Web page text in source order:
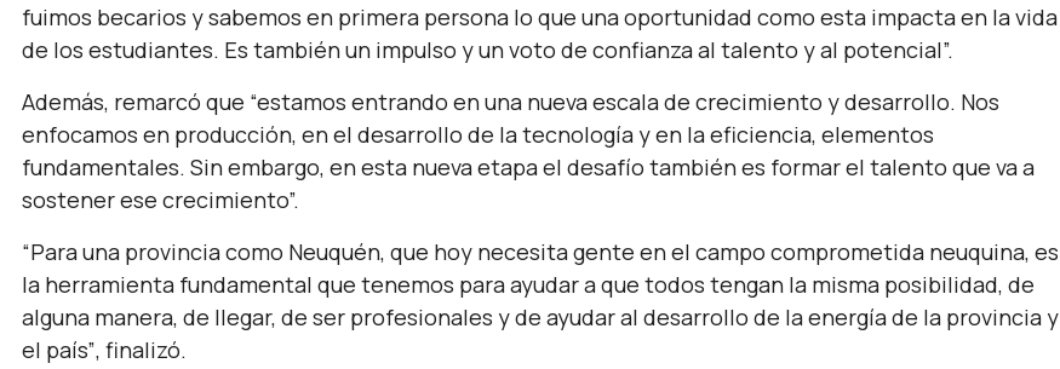
fuimos becarios y sabemos en primera persona lo que una oportunidad como esta impacta en la vida
de los estudiantes. Es también un impulso y un voto de confianza al talento y al potencial”.
Además, remarcó que “estamos entrando en una nueva escala de crecimiento y desarrollo. Nos
enfocamos en producción, en el desarrollo de la tecnología y en la eficiencia, elementos
fundamentales. Sin embargo, en esta nueva etapa el desafío también es formar el talento que va a
sostener ese crecimiento”.
“Para una provincia como Neuquén, que hoy necesita gente en el campo comprometida neuquina, es
la herramienta fundamental que tenemos para ayudar a que todos tengan la misma posibilidad, de
alguna manera, de llegar, de ser profesionales y de ayudar al desarrollo de la energía de la provincia y
el país”, finalizó.